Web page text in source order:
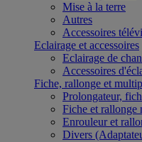
Mise à la terre
Autres
Accessoires
Eclairage et accessoires
Eclairage de
Accessoires
Fiche, rallonge et
Prolongateur,
Fiche et rallonge
Enrouleur et
Divers